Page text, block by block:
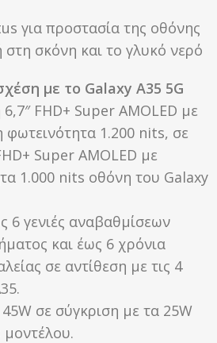
για προστασία της οθόνης
στη σκόνη και το γλυκό νερό
με το Galaxy A35 5G
FHD+ Super AMOLED με
φωτεινότητα 1.200 nits, σε
Super AMOLED με
1.000 nits οθόνη του Galaxy
6 γενιές αναβαθμίσεων
και έως 6 χρόνια
σε αντίθεση με τις 4
σε σύγκριση με τα 25W